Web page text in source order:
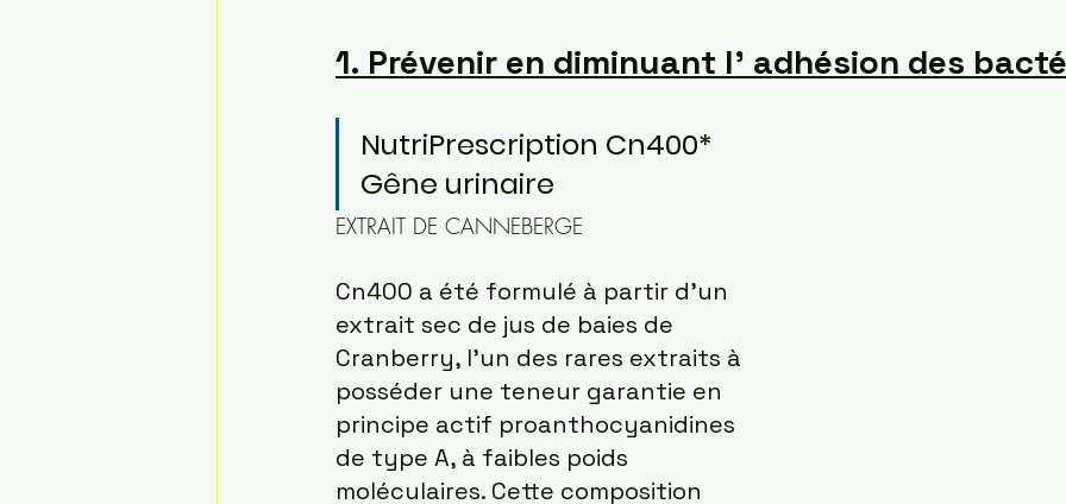
1. Prévenir en diminuant l' adhésion des
NutriPrescription Cn400*
Gêne urinaire
EXTRAIT DE CANNEBERGE
Cn400 a été formulé à partir d’un
extrait sec de jus de baies de
Cranberry, l’un des rares extraits à
posséder une teneur garantie en
principe actif proanthocyanidines
de type A, à faibles poids
moléculaires. Cette composition